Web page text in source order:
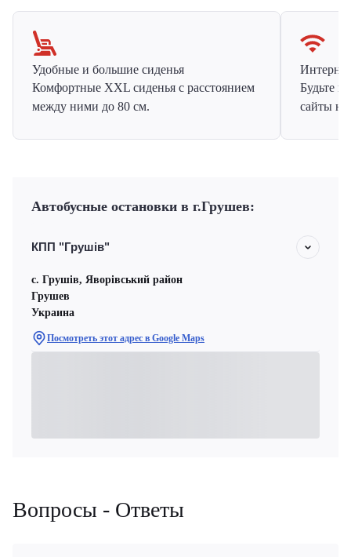
Удобные и большие сиденья
Комфортные XXL сиденья с расстоянием
между ними до 80 см.
Будьте
сайты на
Автобусные остановки в г.Грушев:
КПП "Грушів"
с. Грушів, Яворівський район
Грушев
Украина
Посмотреть этот адрес в Google Maps
Вопросы - Ответы